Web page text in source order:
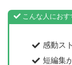
こんな人におす
感動ス
短編集